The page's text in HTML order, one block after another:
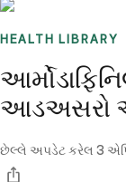
HEALTH LIBRARY
આડઅસરો
છેલ્લે અપડેટ કરેલ 3